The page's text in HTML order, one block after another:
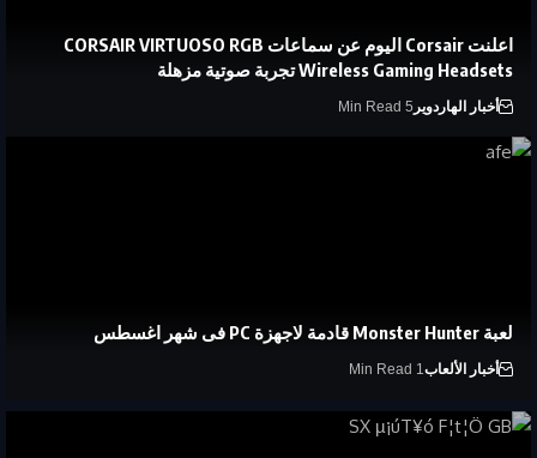
اعلنت Corsair اليوم عن سماعات CORSAIR VIRTUOSO RGB
Wireless Gaming Headsets تجربة صوتية مزهلة
أخبار الهاردوير 5 Min Read
لعبة Monster Hunter قادمة لاجهزة PC فى شهر اغسطس
أخبار الألعاب1 Min Read